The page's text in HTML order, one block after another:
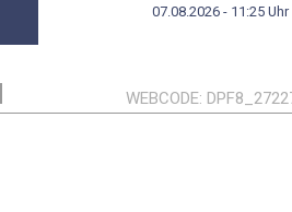
07.08.2026 - 11:25 Uhr
WEBCODE